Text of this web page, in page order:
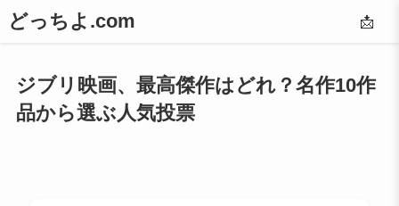
どっちよ.com 📩
ジブリ映画、最高傑作はどれ？名作10作
品から選ぶ人気投票